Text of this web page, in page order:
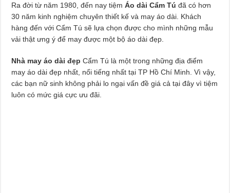
Ra đời từ năm 1980, đến nay tiệmÁo dài Cẩm Tú đã có hơn
30 năm kinh nghiệm chuyên thiết kế và may áo dài. Khách
hàng đến với Cẩm Tú sẽ lựa chọn được cho mình những mẫu
vải thật ưng ý để may được một bộ áo dài đẹp.
Nhà may áo dài đẹp Cẩm Tú là một trong những địa điểm
may áo dài đẹp nhất, nổi tiếng nhất tại TP Hồ Chí Minh. Vì vậy,
các bạn nữ sinh không phải lo ngại vấn đề giá cả tại đây vì tiệm
luôn có mức giá cực ưu đãi.